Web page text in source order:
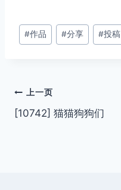
文
章
#作品 #分享 #投稿
文
章
上一页
[10742] 猫猫狗狗们